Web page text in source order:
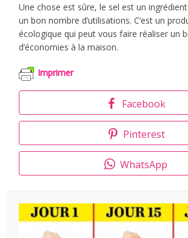
Une chose est sûre, le sel est un
un bon nombre d’utilisations. C’est un
écologique qui peut vous faire réaliser un
d’économies à la maison.
Imprimer
Facebook
Pinterest
WhatsApp